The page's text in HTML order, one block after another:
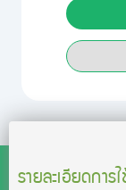
รายละเอียดการ